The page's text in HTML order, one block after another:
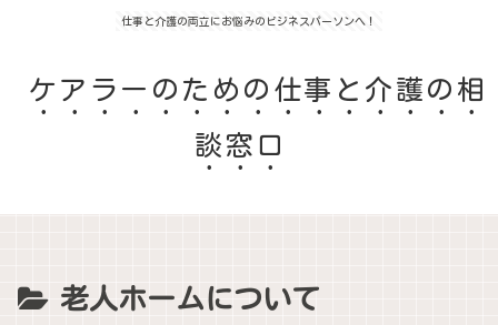
仕事と介護の両立にお悩みのビジネスパーソンへ！
ケアラーのための仕事と介護の相
談窓口
老人ホームについて